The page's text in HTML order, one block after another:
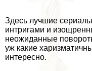
Здесь лучшие
интригами и
неожиданные
уж какие
интересно.